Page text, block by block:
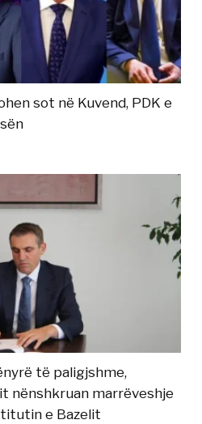
sot në Kuvend, PDK e
të paligjshme,
nënshkruan marrëveshje
e Bazelit